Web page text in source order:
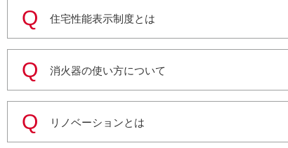
住宅性能表示制度とは
消火器の使い方について
リノベーションとは